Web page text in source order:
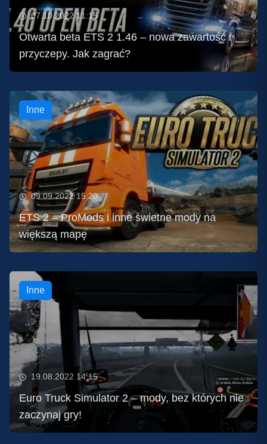
07.10.2022 11:15
Otwarta beta ETS 2 1.46 – nowa zawartość i
przyczepy. Jak zagrać?
Inne
09.09.2022 15:20
ETS 2 – ProMods i inne świetne mody na
większą mapę
Inne
19.08.2022 14:15
Euro Truck Simulator 2 – mody, bez których nie
zaczynaj gry!